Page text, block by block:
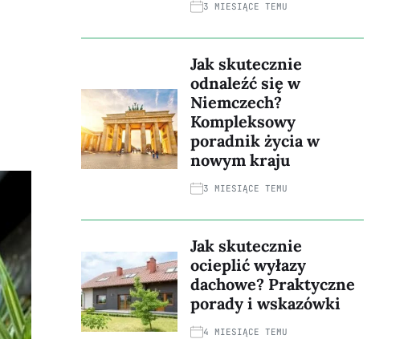
3 MIESIĄCE TEMU
Jak skutecznie
odnaleźć się w
Niemczech?
Kompleksowy
poradnik życia w
nowym kraju
3 MIESIĄCE TEMU
Jak skutecznie
ocieplić wyłazy
dachowe? Praktyczne
porady i wskazówki
4 MIESIĄCE TEMU